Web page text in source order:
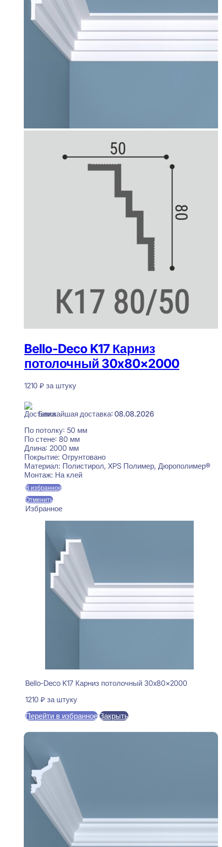
Bello-Deco K17 Карниз
потолочный 30x80x2000
1210 ₽ за штуку
Ближайшая доставка: 08.08.2026
По потолку: 50 мм
По стене: 80 мм
Длина: 2000 мм
Покрытие: Огрунтовано
Материал: Полистирол, XPS Полимер, Дюрополимер®
Монтаж: На клей
В избранное
Отменить
Избранное
Bello-Deco K17 Карниз потолочный 30x80x2000
1210 ₽ за штуку
Перейти в избранное Закрыть